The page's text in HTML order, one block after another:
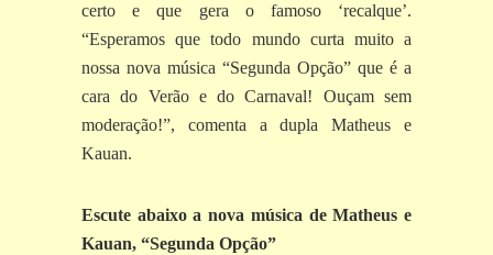
certo e que gera o famoso ‘recalque’.
“Esperamos que todo mundo curta muito a
nossa nova música “Segunda Opção” que é a
cara do Verão e do Carnaval! Ouçam sem
moderação!”, comenta a dupla Matheus e
Kauan.
Escute abaixo a nova música de Matheus e
Kauan, “Segunda Opção”